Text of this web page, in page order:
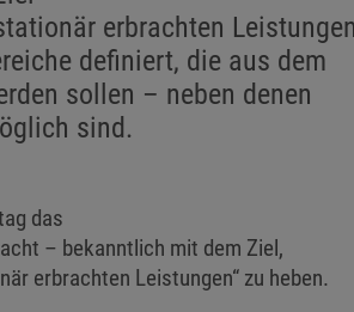
erbrachten
definiert, die aus dem
sollen – neben denen
sind.
das
– bekanntlich mit dem Ziel,
erbrachten Leistungen“ zu heben.